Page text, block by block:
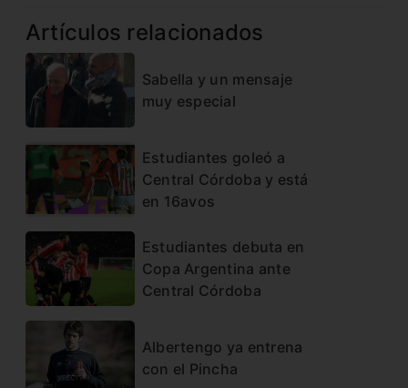
Artículos relacionados
Sabella y un mensaje
muy especial
Estudiantes goleó a
Central Córdoba y está
en 16avos
Estudiantes debuta en
Copa Argentina ante
Central Córdoba
Albertengo ya entrena
con el Pincha